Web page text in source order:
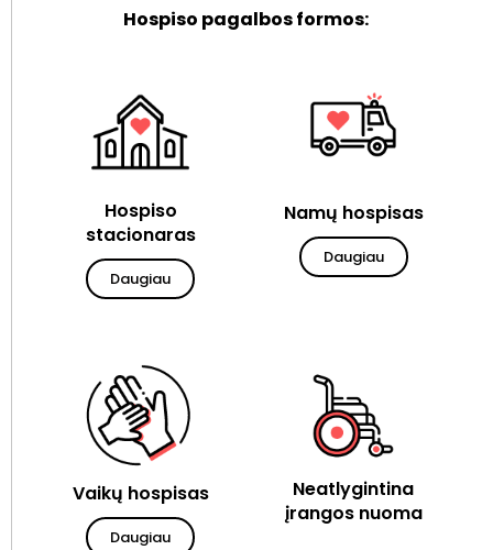
Hospiso pagalbos formos:
Hospiso
stacionaras
Daugiau
Namų hospisas
Daugiau
Vaikų hospisas
Daugiau
Neatlygintina
įrangos nuoma